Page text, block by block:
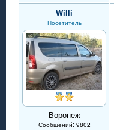
Willi
Посетитель
Воронеж
Сообщений: 9802